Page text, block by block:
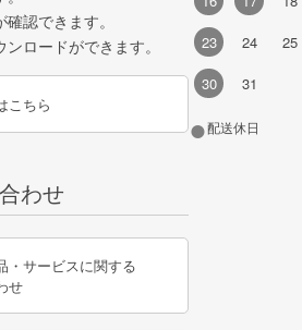
認できます。
ンロードができます。
こちら
わせ
・サービスに関する
せ
23
24 25
30
31
●配送休日